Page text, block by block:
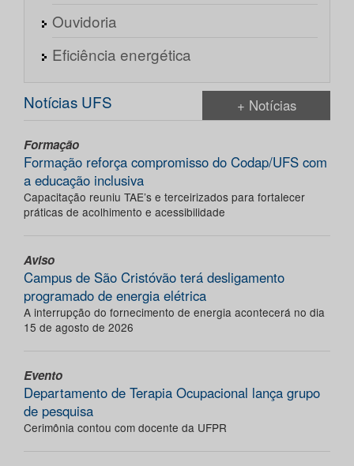
Ouvidoria
Eficiência energética
Notícias UFS + Notícias
Formação
Formação reforça compromisso do Codap/UFS com
a educação inclusiva
Capacitação reuniu TAE’s e terceirizados para fortalecer
práticas de acolhimento e acessibilidade
Aviso
Campus de São Cristóvão terá desligamento
programado de energia elétrica
A interrupção do fornecimento de energia acontecerá no dia
15 de agosto de 2026
Evento
Departamento de Terapia Ocupacional lança grupo
de pesquisa
Cerimônia contou com docente da UFPR